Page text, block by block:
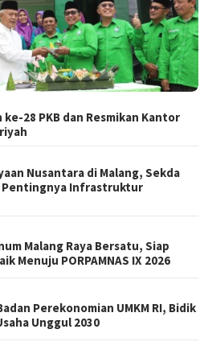
28 PKB dan Resmikan Kantor
Nusantara di Malang, Sekda
Pentingnya Infrastruktur
Malang Raya Bersatu, Siap
Menuju PORPAMNAS IX 2026
Perekonomian UMKM RI, Bidik
Unggul 2030